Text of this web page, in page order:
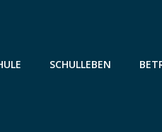
SCHULLEBEN